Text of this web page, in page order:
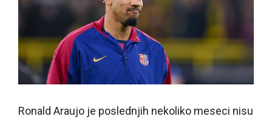
Ronald Araujo je poslednjih nekoliko meseci nisu